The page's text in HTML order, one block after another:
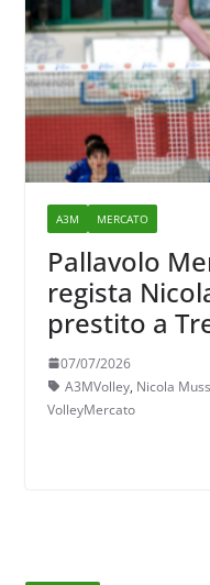
A3M MERCATO
Pallavolo
regista
prestito a
Valentia
07/07/2026
A3MVolley, Nicola
VolleyMercato